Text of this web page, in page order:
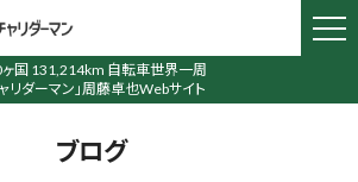
国 131,214km 自転車世界一周
ャリダーマン」周藤卓也Webサイト
ブログ